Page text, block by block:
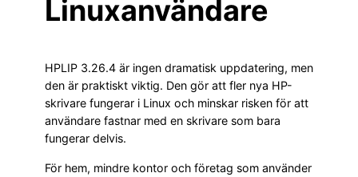
Linuxanvändare
HPLIP 3.26.4 är ingen dramatisk uppdatering, men
den är praktiskt viktig. Den gör att fler nya HP-
skrivare fungerar i Linux och minskar risken för att
användare fastnar med en skrivare som bara
fungerar delvis.
För hem, mindre kontor och företag som använder